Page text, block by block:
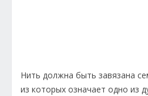
Нить должна быть завязана
из которых означает одно из